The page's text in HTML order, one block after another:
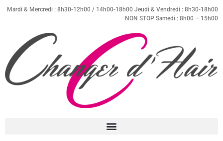
Mardi & Mercredi : 8h30-12h00 / 14h00-18h00 Jeudi & Vendredi : 8h30-18h00
NON STOP Samedi : 8h00 – 15h00